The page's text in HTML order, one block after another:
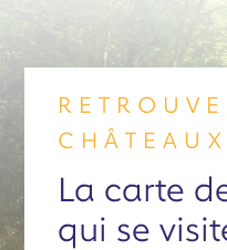
La carte
qui se